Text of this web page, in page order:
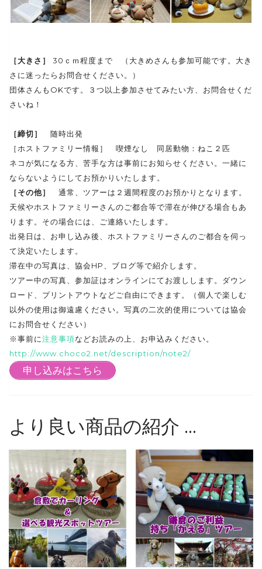
［大きさ］
30ｃｍ程度まで （大きめさんも参加可能です。大き
さに迷ったらお問合せください。）
団体さんもOKです。３つ以上参加させてみたい方、お問合せくだ
さいね！
［締切］
随時出発
［ホストファミリー情報］ 喫煙なし 同居動物：ねこ２匹
ネコが気になる方、苦手な方は事前にお知らせください。一緒に
ならないようにしてお預かりいたします。
［その他］
通常、ツアーは２週間程度のお預かりとなります。
天候やホストファミリーさんのご都合等で滞在が伸びる場合もあ
ります。その場合には、ご連絡いたします。
出発日は、お申し込み後、ホストファミリーさんのご都合を伺っ
て決定いたします。
滞在中の写真は、協会HP、ブログ等で紹介します。
ツアー中の写真、参加証はオンラインにてお渡しします。ダウン
ロード、プリントアウトなどご自由にできます。（個人で楽しむ
以外の使用は御遠慮ください。写真の二次的使用については協会
にお問合せください）
※事前に注意事項などお読みの上、お申込みください。
http://www.choco2.net/description/note2/
申し込みはこちら
より良い商品の紹介 …